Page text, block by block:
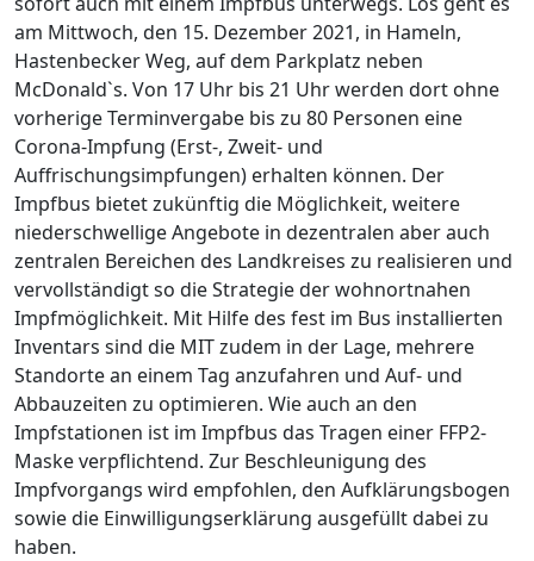
am Mittwoch, den 15. Dezember 2021, in Hameln,
Hastenbecker Weg, auf dem Parkplatz neben
McDonald`s. Von 17 Uhr bis 21 Uhr werden dort ohne
vorherige Terminvergabe bis zu 80 Personen eine
Corona-Impfung (Erst-, Zweit- und
Auffrischungsimpfungen) erhalten können. Der
Impfbus bietet zukünftig die Möglichkeit, weitere
niederschwellige Angebote in dezentralen aber auch
zentralen Bereichen des Landkreises zu realisieren und
vervollständigt so die Strategie der wohnortnahen
Impfmöglichkeit. Mit Hilfe des fest im Bus installierten
Inventars sind die MIT zudem in der Lage, mehrere
Standorte an einem Tag anzufahren und Auf- und
Abbauzeiten zu optimieren. Wie auch an den
Impfstationen ist im Impfbus das Tragen einer FFP2-
Maske verpflichtend. Zur Beschleunigung des
Impfvorgangs wird empfohlen, den Aufklärungsbogen
sowie die Einwilligungserklärung ausgefüllt dabei zu
haben.